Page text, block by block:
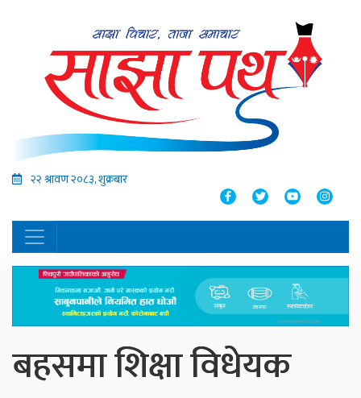
२२ श्रावण २०८३, शुक्रबार
बहसमा शिक्षा विधेयक